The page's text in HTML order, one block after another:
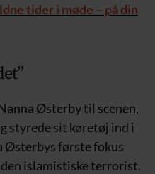
tider i møde – på din
Østerby til scenen,
styrede sit køretøj ind i
Østerbys første fokus
islamistiske terrorist.